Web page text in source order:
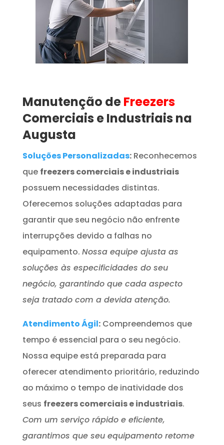
Manutenção deFreezers
Comerciais e Industriais na
Augusta
Soluções Personalizadas:Reconhecemos
que freezers comerciais e industriais
possuem necessidades distintas.
Oferecemos soluções adaptadas para
garantir que seu negócio não enfrente
interrupções devido a falhas no
equipamento. Nossa equipe ajusta as
soluções às especificidades do seu
negócio, garantindo que cada aspecto
seja tratado com a devida atenção.
Atendimento Ágil:Compreendemos que
tempo é essencial para o seu negócio.
Nossa equipe está preparada para
oferecer atendimento prioritário, reduzindo
ao máximo o tempo de inatividade dos
seus freezers comerciais e industriais.
Com um serviço rápido e eficiente,
garantimos que seu equipamento retome